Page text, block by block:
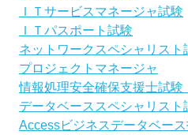
ＩＴサービスマネージャ試験
ＩＴパスポート試験
ネットワークスペシャリスト
プロジェクトマネージャ
情報処理安全確保支援士試験
データベーススペシャリスト
Accessビジネスデータベー